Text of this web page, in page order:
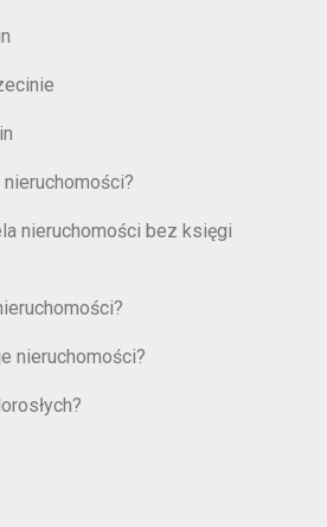
nieruchomości bez księgi
nieruchomości?